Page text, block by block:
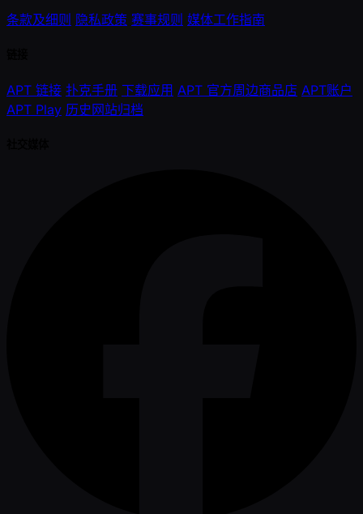
条款及细则 隐私政策 赛事规则 媒体工作指南
APT 链接 扑克手册 下载应用 APT 官方周边商品店 APT账户
APT Play 历史网站归档